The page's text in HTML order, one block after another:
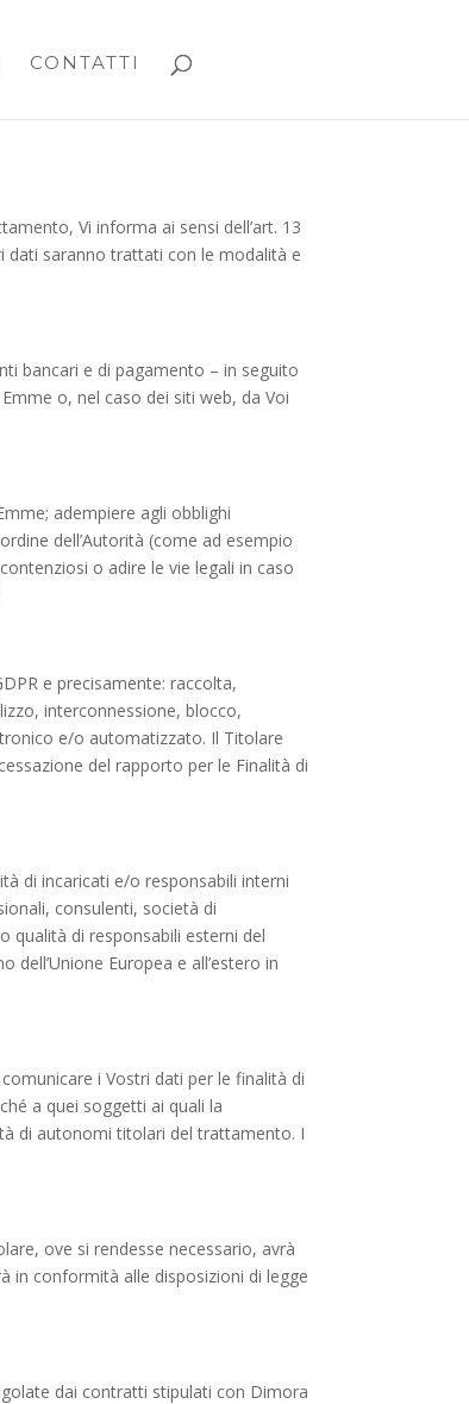
CONTATTI
Vi informa ai sensi dell’art. 13
dati saranno trattati con le modalità e
bancari e di pagamento – in seguito
o, nel caso dei siti web, da Voi
adempiere agli obblighi
dell’Autorità (come ad esempio
o adire le vie legali in caso
e precisamente: raccolta,
interconnessione, blocco,
e/o automatizzato. Il Titolare
del rapporto per le Finalità di
di incaricati e/o responsabili interni
consulenti, società di
qualità di responsabili esterni del
Europea e all’estero in
i Vostri dati per le finalità di
a quei soggetti ai quali la
di autonomi titolari del trattamento. I
ove si rendesse necessario, avrà
in conformità alle disposizioni di legge
dai contratti stipulati con Dimora